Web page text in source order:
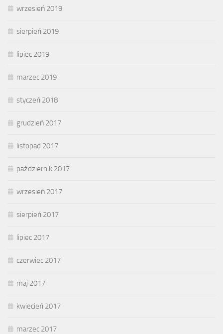
wrzesień 2019
sierpień 2019
lipiec 2019
marzec 2019
styczeń 2018
grudzień 2017
listopad 2017
październik 2017
wrzesień 2017
sierpień 2017
lipiec 2017
czerwiec 2017
maj 2017
kwiecień 2017
marzec 2017